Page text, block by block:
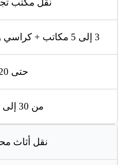
نقل مكتب
3 إلى 5 مكاتب + كراسي وبعض الأجهزة الخفيفة
حتى 20 كم
من 30 إلى 50 دينار
نقل أثاث